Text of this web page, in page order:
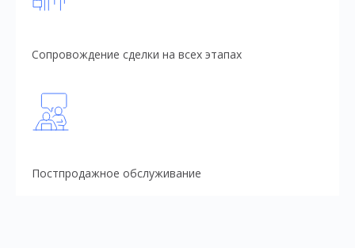
Сопровождение сделки на всех этапах
Постпродажное обслуживание